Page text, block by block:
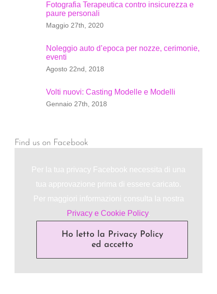
Fotografia Terapeutica contro insicurezza e
paure personali
Maggio 27th, 2020
Noleggio auto d’epoca per nozze, cerimonie,
eventi
Agosto 22nd, 2018
Volti nuovi: Casting Modelle e Modelli
Gennaio 27th, 2018
Find us on Facebook
Per la tua privacy Facebook necessita di una
tua approvazione prima di essere caricato.
Per maggiori informazioni consulta la nostra
Privacy e Cookie Policy.
Ho letto la Privacy Policy
ed accetto